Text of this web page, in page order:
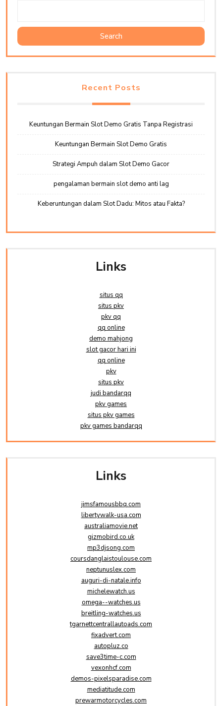
Search
Recent Posts
Keuntungan Bermain Slot Demo Gratis Tanpa Registrasi
Keuntungan Bermain Slot Demo Gratis
Strategi Ampuh dalam Slot Demo Gacor
pengalaman bermain slot demo anti lag
Keberuntungan dalam Slot Dadu: Mitos atau Fakta?
Links
situs qq
situs pkv
pkv qq
qq online
demo mahjong
slot gacor hari ini
qq online
pkv
situs pkv
judi bandarqq
pkv games
situs pkv games
pkv games bandarqq
Links
jimsfamousbbq.com
libertywalk-usa.com
australiamovie.net
gizmobird.co.uk
mp3djsong.com
coursdanglaistoulouse.com
neptunuslex.com
auguri-di-natale.info
michelewatch.us
omega--watches.us
breitling-watches.us
tgarnettcentrallautoads.com
fixadvert.com
autopluz.co
save3time-c.com
vexonhcf.com
demos-pixelsparadise.com
mediatitude.com
prewarmotorcycles.com